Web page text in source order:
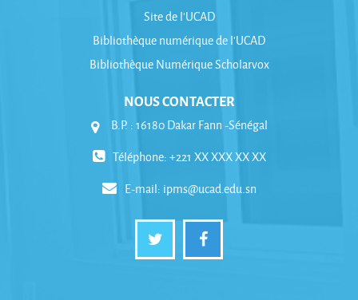
Site de l'UCAD
Bibliothèque numérique de l'UCAD
Bibliothèque Numérique Scholarvox
NOUS CONTACTER
B.P. : 16180 Dakar Fann -Sénégal
Téléphone: +221 XX XXX XX XX
E-mail: ipms@ucad.edu.sn